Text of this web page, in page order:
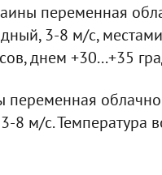
переменная
3-8 м/с,
днем +30...+35
переменная
8 м/с. Температура